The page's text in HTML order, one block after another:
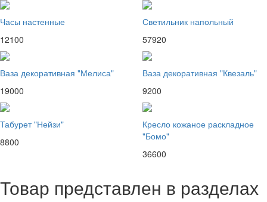
Часы настенные
12100
Светильник напольный
57920
Ваза декоративная "Мелиса"
19000
Ваза декоративная "Квезаль"
9200
Табурет "Нейзи"
8800
Кресло кожаное раскладное
"Бомо"
36600
Товар представлен в разделах